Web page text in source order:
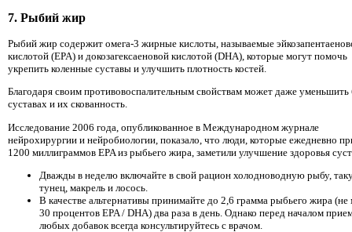
7. Рыбий жир
Рыбий жир содержит омега-3 жирные кислоты, называемые
кислотой (EPA) и докозагексаеновой кислотой (DHA), которые могут помочь
укрепить коленные суставы и улучшить плотность костей.
Благодаря своим противовоспалительным свойствам может даже уменьшить
суставах и их скованность.
Исследование 2006 года, опубликованное в Международном журнале
нейрохирургии и нейробиологии, показало, что люди, которые ежедневно
1200 миллиграммов EPA из рыбьего жира, заметили улучшение здоровья
Дважды в неделю включайте в свой рацион холодноводную рыбу,
тунец, макрель и лосось.
В качестве альтернативы принимайте до 2,6 грамма рыбьего жира (не
30 процентов EPA / DHA) два раза в день. Однако перед началом
любых добавок всегда консультируйтесь с врачом.